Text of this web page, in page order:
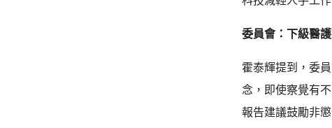
委員會：下級醫
霍泰輝提到，委
念，即使察覺有
報告建議鼓勵非